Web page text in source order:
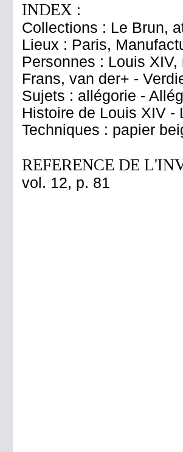
INDEX :
Collections : Le Brun,
Lieux : Paris,
Personnes : Louis
Frans, van der+ -
Sujets : allégorie -
Histoire de Louis XIV -
Techniques : papier
REFERENCE DE
vol. 12, p. 81